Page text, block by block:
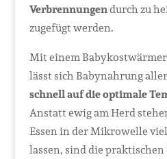
Verbrennungendurch zu
zugefügt werden.
Mit einem
lässt sich Babynahrung
schnell auf die optimale
Anstatt ewig am Herd
Essen in der Mikrowelle
lassen, sind die praktischen